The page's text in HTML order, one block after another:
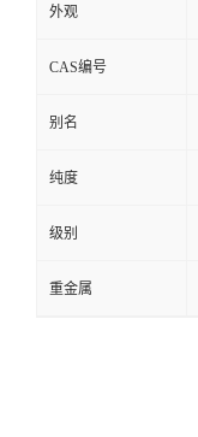
外观
CAS编号
别名
纯度
级别
重金属